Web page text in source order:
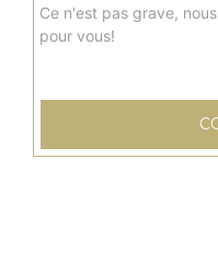
Petite barquette
Ce n'est pas grave,
pour vous!